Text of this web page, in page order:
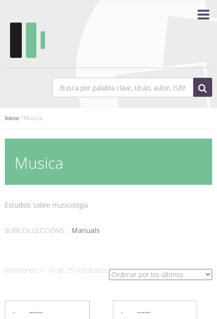
Inicio/ Musica
Musica
Estudios sobre musicología
SUBCOL·LECCIONS: Manuals
Mostrando 1–16 de 25 resultadosOrdenado
por
últimos